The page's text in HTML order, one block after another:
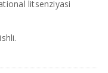
litsenziyasi